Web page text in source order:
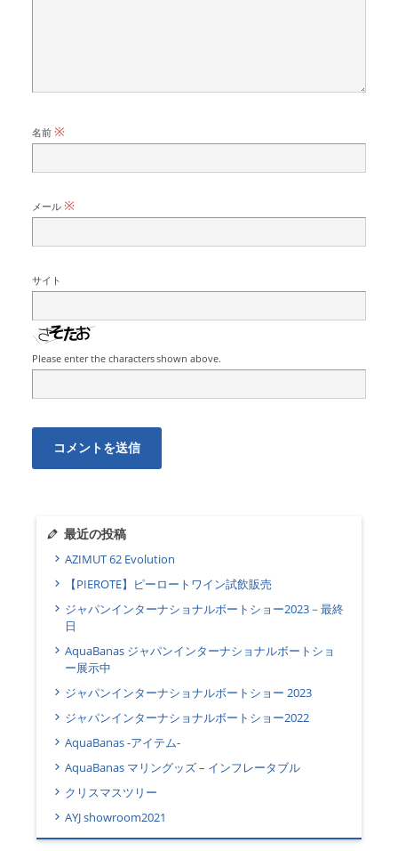
名前 ※
メール ※
サイト
Please enter the characters shown above.
最近の投稿
AZIMUT 62 Evolution
【PIEROTE】ピーロートワイン試飲販売
ジャパンインターナショナルボートショー2023－最終
日
AquaBanas ジャパンインターナショナルボートショ
ー展示中
ジャパンインターナショナルボートショー 2023
ジャパンインターナショナルボートショー2022
AquaBanas -アイテム-
AquaBanas マリングッズ – インフレータブル
クリスマスツリー
AYJ showroom2021